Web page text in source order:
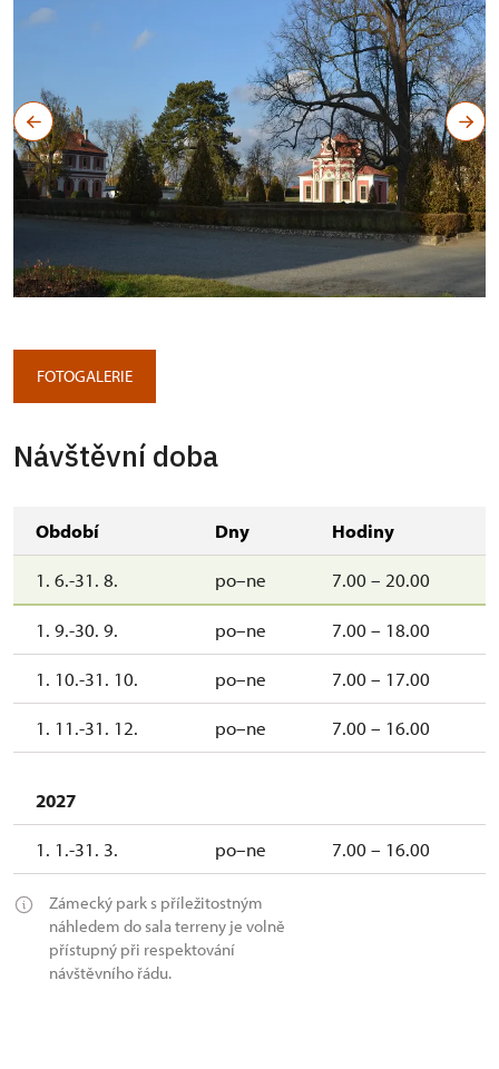
FOTOGALERIE
Návštěvní doba
Období Dny Hodiny
1. 6.-31. 8. po–ne 7.00 – 20.00
1. 9.-30. 9. po–ne 7.00 – 18.00
1. 10.-31. 10. po–ne 7.00 – 17.00
1. 11.-31. 12. po–ne 7.00 – 16.00
2027
1. 1.-31. 3. po–ne 7.00 – 16.00
Zámecký park s příležitostným
náhledem do sala terreny je volně
přístupný při respektování
návštěvního řádu.